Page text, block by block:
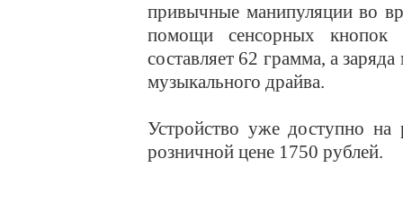
привычные манипуляции во
помощи сенсорных
составляет 62 грамма, а
музыкального драйва.
Устройство уже доступно на
розничной цене 1750 рублей.